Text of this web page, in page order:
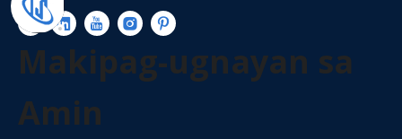
Makipag-ugnayan sa
Amin